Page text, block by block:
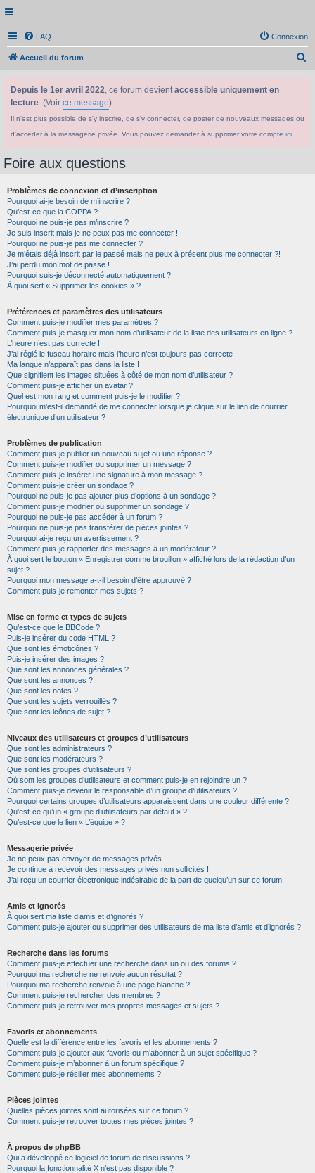
FAQ Connexion
Accueil du forum
Depuis le 1er avril 2022, ce forum devientaccessible uniquement en
lecture. (Voir ce message)
Il n'est plus possible de s'y inscrire, de s'y connecter, de poster de nouveaux messages ou
d'accéder à la messagerie privée. Vous pouvez demander à supprimer votre compte ici
Foire aux questions
Problèmes de connexion et d’inscription
Pourquoi ai-je besoin de m’inscrire ?
Qu’est-ce que la COPPA ?
Pourquoi ne puis-je pas m’inscrire ?
Je suis inscrit mais je ne peux pas me connecter !
Pourquoi ne puis-je pas me connecter ?
Je m’étais déjà inscrit par le passé mais ne peux à présent plus me connecter ?!
J’ai perdu mon mot de passe !
Pourquoi suis-je déconnecté automatiquement ?
À quoi sert « Supprimer les cookies » ?
Préférences et paramètres des utilisateurs
Comment puis-je modifier mes paramètres ?
Comment puis-je masquer mon nom d’utilisateur de la liste des utilisateurs en ligne ?
L’heure n’est pas correcte !
J’ai réglé le fuseau horaire mais l’heure n’est toujours pas correcte !
Ma langue n’apparaît pas dans la liste !
Que signifient les images situées à côté de mon nom d’utilisateur ?
Comment puis-je afficher un avatar ?
Quel est mon rang et comment puis-je le modifier ?
Pourquoi m’est-il demandé de me connecter lorsque je clique sur le lien de courrier
électronique d’un utilisateur ?
Problèmes de publication
Comment puis-je publier un nouveau sujet ou une réponse ?
Comment puis-je modifier ou supprimer un message ?
Comment puis-je insérer une signature à mon message ?
Comment puis-je créer un sondage ?
Pourquoi ne puis-je pas ajouter plus d’options à un sondage ?
Comment puis-je modifier ou supprimer un sondage ?
Pourquoi ne puis-je pas accéder à un forum ?
Pourquoi ne puis-je pas transférer de pièces jointes ?
Pourquoi ai-je reçu un avertissement ?
Comment puis-je rapporter des messages à un modérateur ?
À quoi sert le bouton « Enregistrer comme brouillon » affiché lors de la rédaction d’un
sujet ?
Pourquoi mon message a-t-il besoin d’être approuvé ?
Comment puis-je remonter mes sujets ?
Mise en forme et types de sujets
Qu’est-ce que le BBCode ?
Puis-je insérer du code HTML ?
Que sont les émoticônes ?
Puis-je insérer des images ?
Que sont les annonces générales ?
Que sont les annonces ?
Que sont les notes ?
Que sont les sujets verrouillés ?
Que sont les icônes de sujet ?
Niveaux des utilisateurs et groupes d’utilisateurs
Que sont les administrateurs ?
Que sont les modérateurs ?
Que sont les groupes d’utilisateurs ?
Où sont les groupes d’utilisateurs et comment puis-je en rejoindre un ?
Comment puis-je devenir le responsable d’un groupe d’utilisateurs ?
Pourquoi certains groupes d’utilisateurs apparaissent dans une couleur différente ?
Qu’est-ce qu’un « groupe d’utilisateurs par défaut » ?
Qu’est-ce que le lien « L’équipe » ?
Messagerie privée
Je ne peux pas envoyer de messages privés !
Je continue à recevoir des messages privés non sollicités !
J’ai reçu un courrier électronique indésirable de la part de quelqu’un sur ce forum !
Amis et ignorés
À quoi sert ma liste d’amis et d’ignorés ?
Comment puis-je ajouter ou supprimer des utilisateurs de ma liste d’amis et d’ignorés ?
Recherche dans les forums
Comment puis-je effectuer une recherche dans un ou des forums ?
Pourquoi ma recherche ne renvoie aucun résultat ?
Pourquoi ma recherche renvoie à une page blanche ?!
Comment puis-je rechercher des membres ?
Comment puis-je retrouver mes propres messages et sujets ?
Favoris et abonnements
Quelle est la différence entre les favoris et les abonnements ?
Comment puis-je ajouter aux favoris ou m’abonner à un sujet spécifique ?
Comment puis-je m’abonner à un forum spécifique ?
Comment puis-je résilier mes abonnements ?
Pièces jointes
Quelles pièces jointes sont autorisées sur ce forum ?
Comment puis-je retrouver toutes mes pièces jointes ?
À propos de phpBB
Qui a développé ce logiciel de forum de discussions ?
Pourquoi la fonctionnalité X n’est pas disponible ?